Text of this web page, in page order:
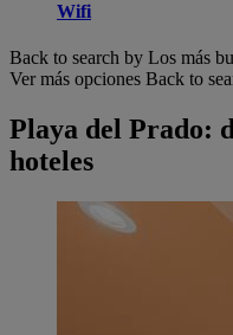
Wifi
Back to search by Los más
Ver más opciones Back to
Playa del Prado:
hoteles